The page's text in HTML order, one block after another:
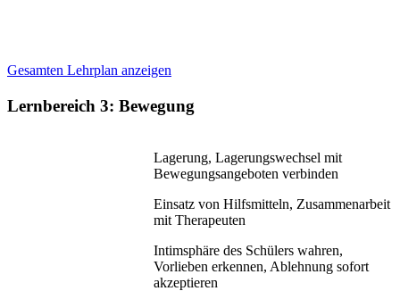
Gesamten Lehrplan anzeigen
Lernbereich 3: Bewegung
Lagerung, Lagerungswechsel mit
Bewegungsangeboten verbinden
Einsatz von Hilfsmitteln, Zusammenarbeit
mit Therapeuten
Intimsphäre des Schülers wahren,
Vorlieben erkennen, Ablehnung sofort
akzeptieren